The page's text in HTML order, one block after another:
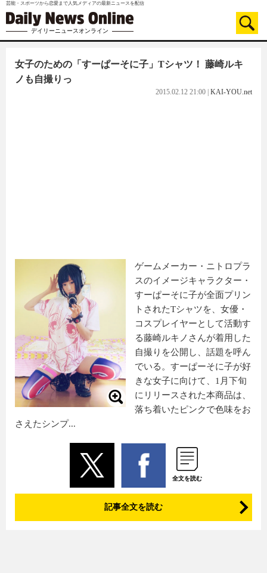
芸能・スポーツから恋愛まで人気メディアの最新ニュースを配信
デイリーニュースオンライン
女子のための「すーぱーそに子」Tシャツ！ 藤崎ルキ
ノも自撮りっ
2015.02.12 21:00 KAI-YOU.net
ゲームメーカー・ニトロプラ
スのイメージキャラクター・
すーぱーそに子が全面プリン
トされたTシャツを、女優・
コスプレイヤーとして活動す
る藤崎ルキノさんが着用した
自撮りを公開し、話題を呼ん
でいる。すーぱーそに子が好
きな女子に向けて、1月下旬
にリリースされた本商品は、
落ち着いたピンクで色味をお
さえたシンプ...
全文を読む
記事全文を読む